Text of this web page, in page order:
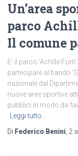
Un’area
parco
Il comune
E’ il parco ‘Achille
partecipare al bando
nazionale dal
nuove aree sportive
pubblici in modo da
Leggi tutto…
Di Federico Benini, 2